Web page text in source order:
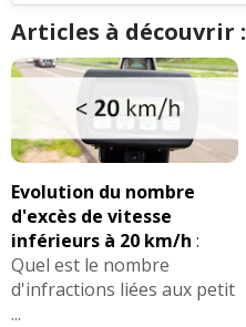
Articles à découvrir :
Evolution du nombre
d'excès de vitesse
inférieurs à 20 km/h :
Quel est le nombre
d'infractions liées aux petit
...